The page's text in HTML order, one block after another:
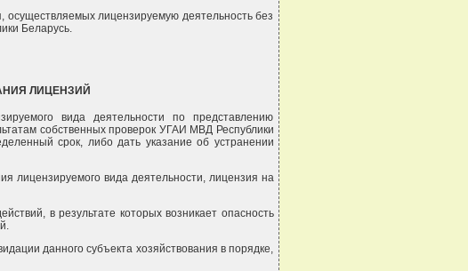
лицензируемую деятельность без
Беларусь.
ЛИЦЕНЗИЙ
вида деятельности по представлению
собственных проверок УГАИ МВД Республики
срок, либо дать указание об устранении
лицензируемого вида деятельности, лицензия на
в результате которых возникает опасность
данного субъекта хозяйствования в порядке,